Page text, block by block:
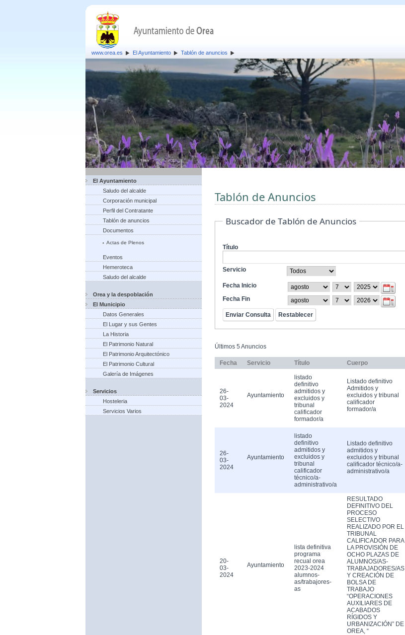
www.orea.es El Ayuntamiento Tablón de anuncios
El Ayuntamiento
Saludo del alcalde
Corporación municipal
Perfil del Contratante
Tablón de anuncios
Documentos
Actas de Plenos
Eventos
Hemeroteca
Saludo del alcalde
Orea y la despoblación
El Municipio
Datos Generales
El Lugar y sus Gentes
La Historia
El Patrimonio Natural
El Patrimonio Arquitectónico
El Patrimonio Cultural
Galería de Imágenes
Servicios
Hosteleria
Servicios Varios
Tablón de Anuncios
Buscador de Tablón de Anuncios
Título
Servicio
Fecha Inicio
Fecha Fin
Últimos 5 Anuncios
Fecha Servicio Título Cuerpo
26-
03-
2024
Ayuntamiento
listado
definitivo
admitidos y
excluidos y
tribunal
calificador
formador/a
Listado definitivo
Admitidos y
excluidos y tribunal
calificador
formador/a
26-
03-
2024
Ayuntamiento
listado
definitivo
admitidos y
excluidos y
tribunal
calificador
técnico/a-
administrativo/a
Listado definitivo
admitidos y
excluidos y tribunal
calificador técnico/a-
administrativo/a
20-
03-
2024
Ayuntamiento
lista definitiva
programa
recual orea
2023-2024
alumnos-
as/trabajores-
as
RESULTADO
DEFINITIVO DEL
PROCESO
SELECTIVO
REALIZADO POR EL
TRIBUNAL
CALIFICADOR PARA
LA PROVISIÓN DE
OCHO PLAZAS DE
ALUMNOS/AS-
TRABAJADORES/AS
Y CREACIÓN DE
BOLSA DE
TRABAJO
“OPERACIONES
AUXILIARES DE
ACABADOS
RÍGIDOS Y
URBANIZACIÓN” DE
OREA, “